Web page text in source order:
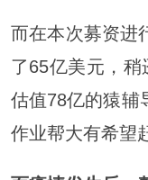
而在本次募资进
了65亿美元，
估值78亿的猿辅
作业帮大有希望